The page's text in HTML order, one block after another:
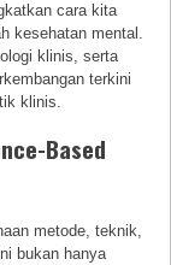
cara kita
kesehatan mental.
klinis, serta
terkini
klinis.
Based
metode, teknik,
bukan hanya